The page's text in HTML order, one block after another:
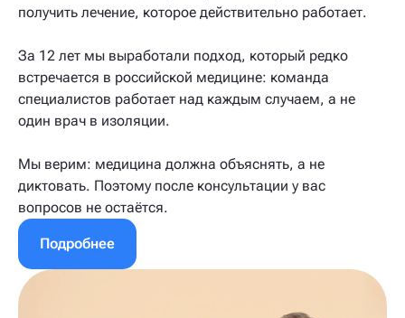
получить лечение, которое действительно работает.
За 12 лет мы выработали подход, который редко
встречается в российской медицине: команда
специалистов работает над каждым случаем, а не
один врач в изоляции.
Мы верим: медицина должна объяснять, а не
диктовать. Поэтому после консультации у вас
вопросов не остаётся.
Подробнее